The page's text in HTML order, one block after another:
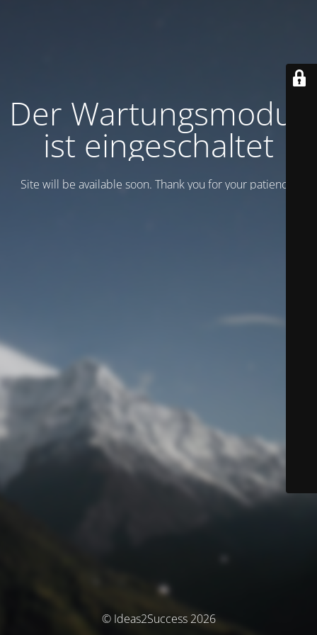
Der Wartungsmodus
ist eingeschaltet
Site will be available soon. Thank you for your patience!
© Ideas2Success 2026